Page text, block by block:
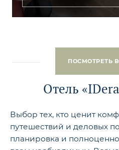
ПОСМОТРЕТЬ
Отель
Выбор тех, кто ценит
путешествий и деловых
планировка и